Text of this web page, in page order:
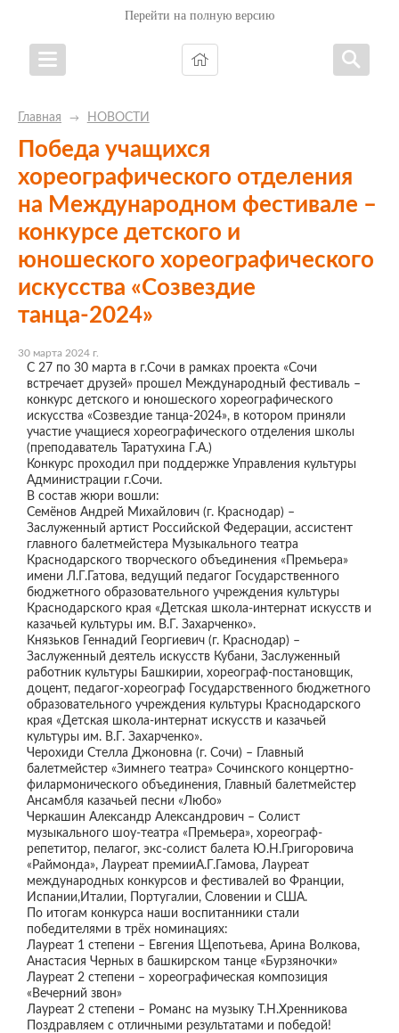
Перейти на полную версию
Главная → НОВОСТИ
Победа учащихся
хореографического отделения
на Международном фестивале –
конкурсе детского и
юношеского хореографического
искусства «Созвездие
танца-2024»
30 марта 2024 г.
С 27 по 30 марта в г.Сочи в рамках проекта «Сочи
встречает друзей» прошел Международный фестиваль –
конкурс детского и юношеского хореографического
искусства «Созвездие танца-2024», в котором приняли
участие учащиеся хореографического отделения школы
(преподаватель Таратухина Г.А.)
Конкурс проходил при поддержке Управления культуры
Администрации г.Сочи.
В состав жюри вошли:
Семёнов Андрей Михайлович (г. Краснодар) –
Заслуженный артист Российской Федерации, ассистент
главного балетмейстера Музыкального театра
Краснодарского творческого объединения «Премьера»
имени Л.Г.Гатова, ведущий педагог Государственного
бюджетного образовательного учреждения культуры
Краснодарского края «Детская школа-интернат искусств и
казачьей культуры им. В.Г. Захарченко».
Князьков Геннадий Георгиевич (г. Краснодар) –
Заслуженный деятель искусств Кубани, Заслуженный
работник культуры Башкирии, хореограф-постановщик,
доцент, педагог-хореограф Государственного бюджетного
образовательного учреждения культуры Краснодарского
края «Детская школа-интернат искусств и казачьей
культуры им. В.Г. Захарченко».
Черохиди Стелла Джоновна (г. Сочи) – Главный
балетмейстер «Зимнего театра» Сочинского концертно-
филармонического объединения, Главный балетмейстер
Ансамбля казачьей песни «Любо»
Черкашин Александр Александрович – Солист
музыкального шоу-театра «Премьера», хореограф-
репетитор, пелагог, экс-солист балета Ю.Н.Григоровича
«Раймонда», Лауреат премииА.Г.Гамова, Лауреат
международных конкурсов и фестивалей во Франции,
Испании,Италии, Португалии, Словении и США.
По итогам конкурса наши воспитанники стали
победителями в трёх номинациях:
Лауреат 1 степени – Евгения Щепотьева, Арина Волкова,
Анастасия Черных в башкирском танце «Бурзяночки»
Лауреат 2 степени – хореографическая композиция
«Вечерний звон»
Лауреат 2 степени – Романс на музыку Т.Н.Хренникова
Поздравляем с отличными результатами и победой!